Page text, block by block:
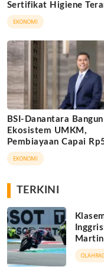
Sertifikat Higiene
Tutup Permanen
EKONOMI
BSI-Danantara Bangun
Ekosistem UMKM,
Pembiayaan Capai
Triliun
EKONOMI
TERKINI
Martin